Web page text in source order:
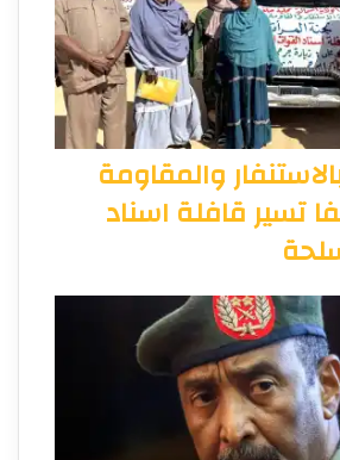
والمقاومة
تسير قافلة اسناد